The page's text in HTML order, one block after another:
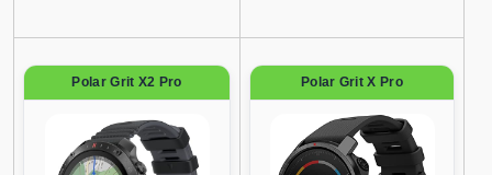
Polar Grit X2 Pro Polar Grit X Pro